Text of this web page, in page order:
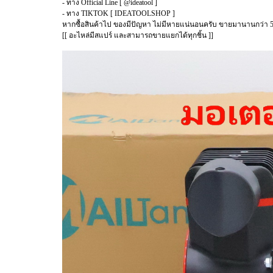
- ทาง Official Line [ @ideatool ]
- ทาง TIKTOK [ IDEATOOLSHOP ]
หากซื้อสินค้าไป ของมีปัญหา ไม่มีหายแน่นอนครับ ขายมานานกว่า
[[ อะไหล่มีสแปร์ และสามารถขายแยกได้ทุกชิ้น ]]